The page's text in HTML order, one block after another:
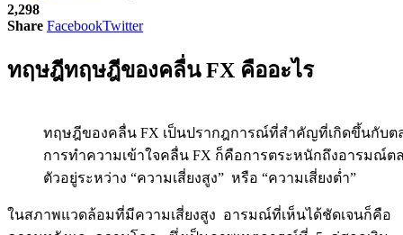
2,298
Share FacebookTwitter
ทฤษฎีทฤษฎีของคลื่น FX คืออะไร
ทฤษฎีของคลื่น FX เป็นปรากฎการณ์ที่สำคัญที่เกิดขึ้นกับต
การทำความเข้าใจคลื่น FX ก็คือการตระหนักถึงอารมณ์
ตัวอยู่ระหว่าง “ความเสี่ยงสูง” หรือ “ความเสี่ยงต่ำ”
ในสภาพแวดล้อมที่มีความเสี่ยงสูง อารมณ์ที่เห็นได้ชัดเจนก็คือ